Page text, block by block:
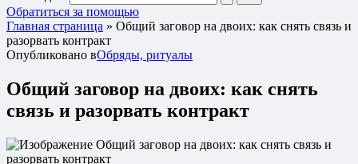
Обратиться за помощью
Главная страница » Общий заговор на двоих: как снять связь и
разорвать контракт
Опубликовано вОбряды, ритуалы
Общий заговор на двоих: как снять
связь и разорвать контракт